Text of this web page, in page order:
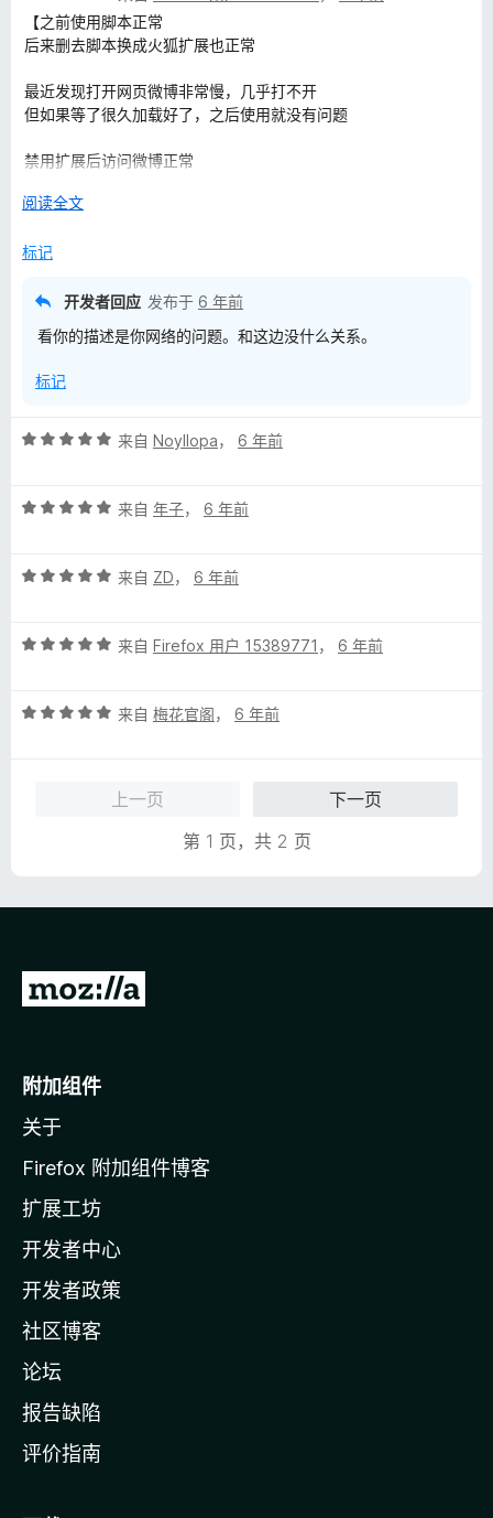
分
4
5
【之前使用脚本正常
后来删去脚本换成火狐扩展也正常
最近发现打开网页微博非常慢，几乎打不开
但如果等了很久加载好了，之后使用就没有问题
禁用扩展后访问微博正常
是不使用/使用脚本/使用扩展），可能是新浪那边的问题。
展
以
阅读全文
标记
开发者回应 发布于 6 年前
看你的描述是你网络的问题。和这边没什么关系。
标记
评
/
来自 Noyllopa， 6 年前
评
/
来自 年子， 6 年前
评
/
来自 ZD， 6 年前
评
/
来自 Firefox 用户 15389771 ， 6 年前
评
来自 梅花官阁， 6 年前
上一页
下一页
第 1 页，共 2 页
转
o
i
l
a
主
页
附加组件
关于
Firefox 附加组件博客
扩展工坊
开发者中心
开发者政策
社区博客
论坛
报告缺陷
评价指南